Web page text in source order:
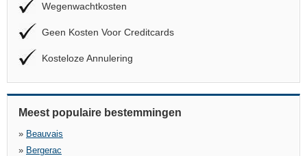
Wegenwachtkosten
Geen Kosten Voor Creditcards
Kosteloze Annulering
Meest populaire bestemmingen
» Beauvais
» Bergerac